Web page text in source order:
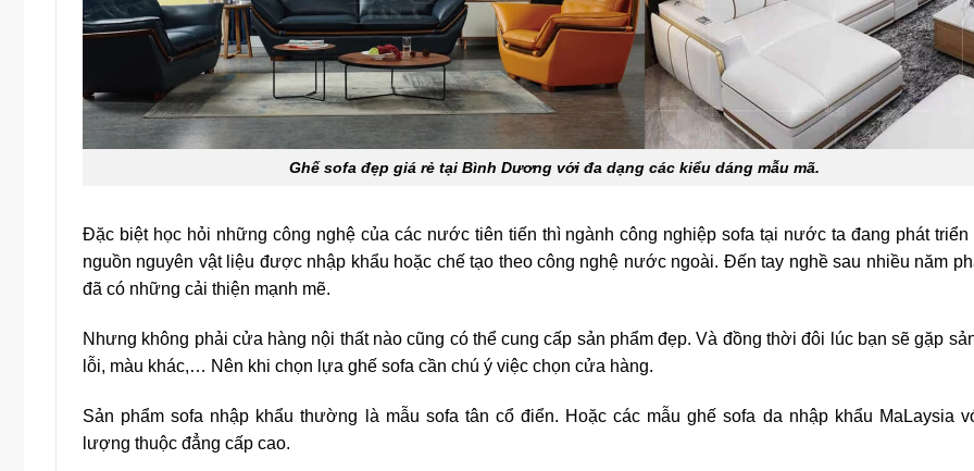
Ghế sofa đẹp giá rẻ tại Bình Dương với đa dạng các kiểu dáng mẫu mã.
Đặc biệt học hỏi những công nghệ của các nước tiên tiến thì ngành công nghiệp sofa tại nước ta đang phát triển
nguồn nguyên vật liệu được nhập khẩu hoặc chế tạo theo công nghệ nước ngoài. Đến tay nghề sau nhiều năm
đã có những cải thiện mạnh mẽ.
Nhưng không phải cửa hàng nội thất nào cũng có thể cung cấp sản phẩm đẹp. Và đồng thời đôi lúc bạn sẽ gặp
lỗi, màu khác,… Nên khi chọn lựa ghế sofa cần chú ý việc chọn cửa hàng.
Sản phẩm sofa nhập khẩu thường là mẫu sofa tân cổ điển. Hoặc các mẫu ghế sofa da nhập khẩu MaLaysia
lượng thuộc đẳng cấp cao.